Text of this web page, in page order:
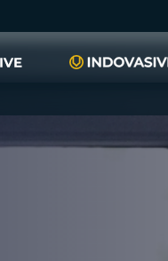
tag/"+i;